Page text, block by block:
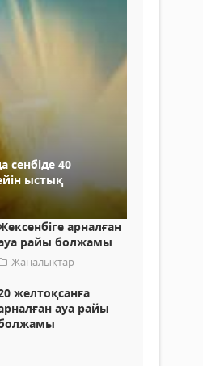
сенбіде 40
ыстық
арналған
райы болжамы
Жаңалықтар
желтоқсанға
ауа райы